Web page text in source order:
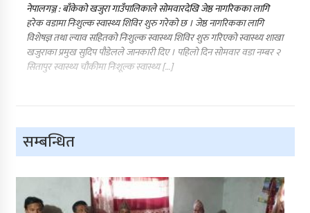
नेपालगञ्ज : बाँकेको खजुरा गाउँपालिकाले सोमवारदेखि जेष्ठ नागरिकका लागि
हरेक वडामा निःशुल्क स्वास्थ्य शिविर शुरु गरेको छ । जेष्ठ नागरिकका लागि
विशेषज्ञ तथा ल्याव सहितको निःशुल्क स्वास्थ्य शिविर शुरु गरिएको स्वास्थ्य शाखा
खजुराका प्रमुख सुदिप पौडेलले जानकारी दिए । पहिलो दिन सोमवार वडा नम्बर २
सितापुर स्वास्थ्य चौकीमा निःशूल्क स्वास्थ्य […]
सम्बन्धित